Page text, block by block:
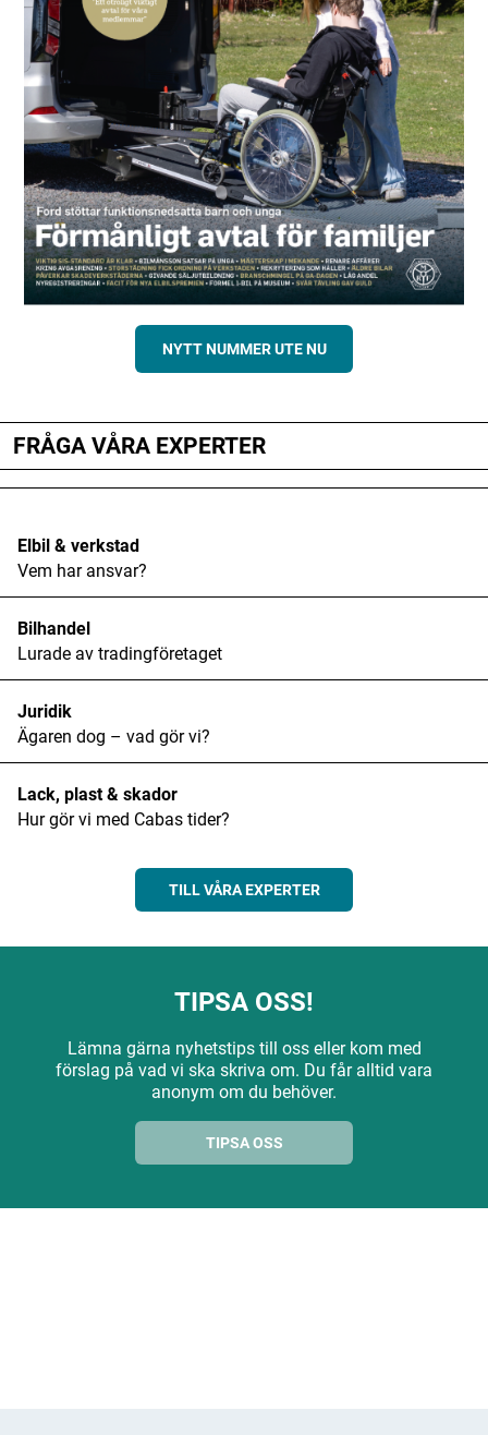
NYTT NUMMER UTE NU
FRÅGA VÅRA EXPERTER
Elbil & verkstad
Vem har ansvar?
Bilhandel
Lurade av tradingföretaget
Juridik
Ägaren dog – vad gör vi?
Lack, plast & skador
Hur gör vi med Cabas tider?
TILL VÅRA EXPERTER
TIPSA OSS!
Lämna gärna nyhetstips till oss eller kom med
förslag på vad vi ska skriva om. Du får alltid vara
anonym om du behöver.
TIPSA OSS